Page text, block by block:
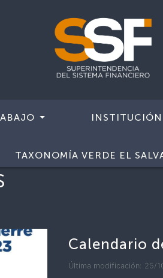
INSTITUCIÓN
TAXONOMÍA VERDE EL
Calendario
Última modificación: 25/